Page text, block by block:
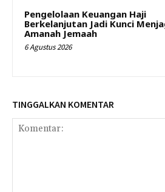
Pengelolaan Keuangan Haji
Berkelanjutan Jadi Kunci
Amanah Jemaah
6 Agustus 2026
TINGGALKAN KOMENTAR